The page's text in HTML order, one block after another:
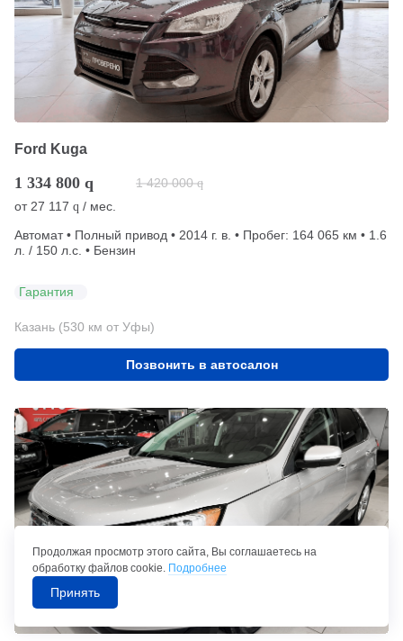
Ford Kuga
1 334 800 q 1 420 000 q
от27 117 q / мес.
Автомат • Полный привод • 2014 г. в. • Пробег: 164 065 км • 1.6
л. / 150 л.с. • Бензин
Гарантия
Казань (530 км от Уфы)
Позвонить в автосалон
Продолжая просмотр этого сайта, Вы соглашаетесь на
обработку файлов cookie. Подробнее
Принять